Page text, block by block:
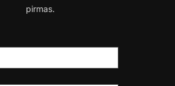
pirmas.